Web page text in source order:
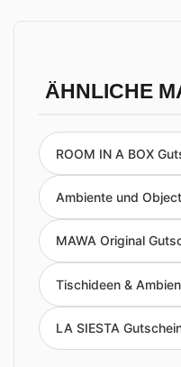
ÄHNLICHE
ROOM IN A BOX
Ambiente und
MAWA Original
Tischideen &
LA SIESTA